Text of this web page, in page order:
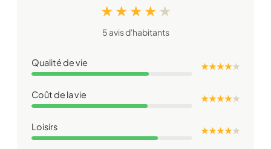
★ ★ ★ ★ ★
5 avis d'habitants
Qualité de vie ★ ★ ★ ★★
Coût de la vie ★ ★ ★ ★★
Loisirs ★ ★ ★ ★★